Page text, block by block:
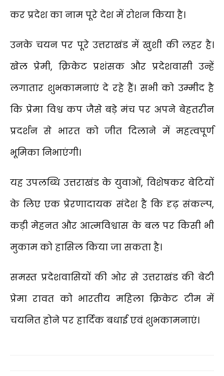
कर प्रदेश का नाम पूरे देश में रोशन किया है।
उनके चयन पर पूरे उत्तराखंड में खुशी की लहर है।
खेल प्रेमी, क्रिकेट प्रशंसक और प्रदेशवासी उन्हें
लगातार शुभकामनाएं दे रहे हैं। सभी को उम्मीद है
कि प्रेमा विश्व कप जैसे बड़े मंच पर अपने बेहतरीन
प्रदर्शन से भारत को जीत दिलाने में महत्वपूर्ण
भूमिका निभाएंगी।
यह उपलब्धि उत्तराखंड के युवाओं, विशेषकर बेटियों
के लिए एक प्रेरणादायक संदेश है कि दृढ़ संकल्प,
कड़ी मेहनत और आत्मविश्वास के बल पर किसी भी
मुकाम को हासिल किया जा सकता है।
समस्त प्रदेशवासियों की ओर से उत्तराखंड की बेटी
प्रेमा रावत को भारतीय महिला क्रिकेट टीम में
चयनित होने पर हार्दिक बधाई एवं शुभकामनाएं।